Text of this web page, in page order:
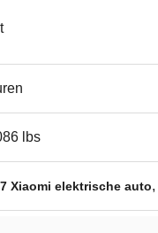
lbs
Xiaomi elektrische auto,